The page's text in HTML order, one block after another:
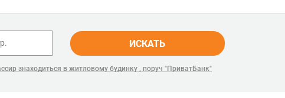
ИСКАТЬ
знаходиться в житловому будинку , поруч "ПриватБанк"